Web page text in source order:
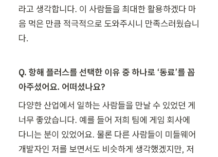
라고 생각합니다. 이 사람들을 최대한 활용하겠다 마
음 먹은 만큼 적극적으로 도와주시니 만족스러웠습니
다.
Q. 항해 플러스를 선택한 이유 중 하나로 ‘동료’를 꼽
아주셨어요. 어떠셨나요?
다양한 산업에서 일하는 사람들을 만날 수 있었던 게
너무 좋았습니다. 예를 들어 저희 팀에 게임 회사에
다니는 분이 있었어요. 물론 다른 사람들이 미들웨어
개발자인 저를 보면서도 비슷하게 생각했겠지만, 저